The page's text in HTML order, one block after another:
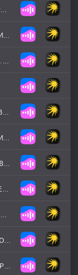
МУЗЫКА НА ЗДОРОВЬЕ! - СКОРОСТЬ МЫСЛИ (ВЕРСИЯ 2)
ТОП-3 СОВЕТА ПО ПРОФИЛАКТИКЕ - ПРОСТОЙ МЕТОД КОНТРОЛЯ ПИТАНИЯ БЕЗ ДИЕТ
МУЗЫКА НА ЗДОРОВЬЕ! - СИЛА МОМЕНТА
МУЗЫКА НА ЗДОРОВЬЕ! - К НОВЫМ ВЕРШИНАМ
ПРОВЕРЬ СЕБЯ - НЕ ПОРТЯТ ЛИ ЭКРАНЫ ВАШЕ ЗРЕНИЕ
МУЗЫКА НА ЗДОРОВЬЕ! - МИР ВНУТРИ
ЗДОРОВЫЕ НОВОСТИ - ФИЗИЧЕСКАЯ АКТИВНОСТЬ СНИЖАЕТ РИСК ДЕМЕНЦИИ
МУЗЫКА НА ЗДОРОВЬЕ! - ВЕСЕННИЙ КРОСС (ВЕРСИЯ 2)
СОВЕТ ДНЯ - ПОРЯДОК НА РАБОЧЕМ СТОЛЕ — ВЛИЯНИЕ НА КОНЦЕНТРАЦИЮ
МУЗЫКА НА ЗДОРОВЬЕ! - ВНУТРЕННИЙ ФОКУС